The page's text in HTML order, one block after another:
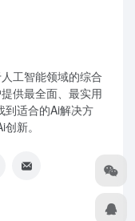
工智能领域的综合
供最全面、最实用
到适合的Ai解决方
新。